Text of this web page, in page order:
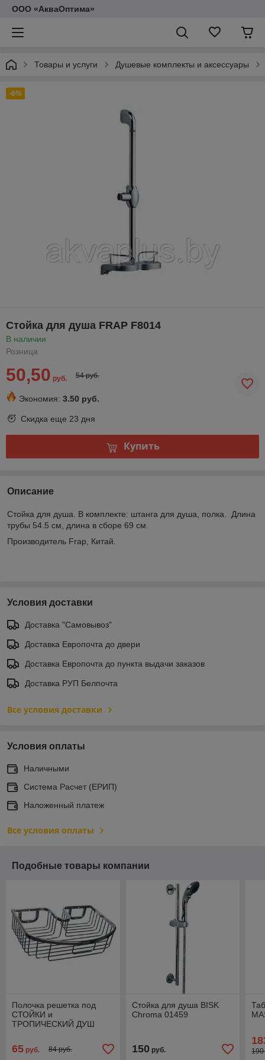
ООО «АкваОптима»
Товары и услуги Душевые комплекты и аксессуары
-6%
Стойка для душа FRAP F8014
В наличии
Розница
50,50 руб. 54 руб.
Экономия: 3.50 руб.
Скидка еще 23 дня
Купить
Описание
Стойка для душа. В комплекте: штанга для душа, полка. Длина
трубы 54.5 см, длина в сборе 69 см.
Производитель Frap, Китай.
Условия доставки
Доставка "Самовывоз"
Доставка Европочта до двери
Доставка Европочта до пункта выдачи заказов
Доставка РУП Белпочта
Все условия доставки
Условия оплаты
Наличными
Система Расчет (ЕРИП)
Наложенный платеж
Все условия оплаты
Подобные товары компании
Полочка решетка под
СТОЙКИ и
ТРОПИЧЕСКИЙ ДУШ
65 руб. 84 руб.
Стойка для душа BISK
Chroma 01459
150руб. 190